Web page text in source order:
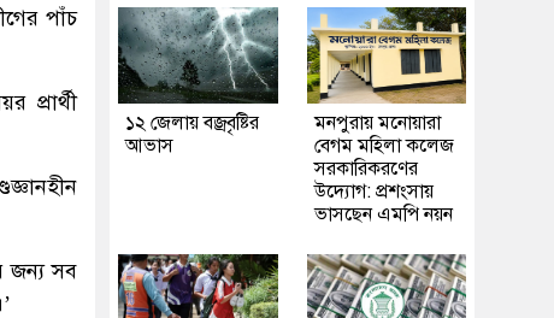
পাঁচ
প্রার্থী
জন্য সব
১২ জেলায় বজ্রবৃষ্টির
আভাস
মনপুরায় মনোয়ারা
বেগম মহিলা কলেজ
সরকারিকরণের
উদ্যোগ: প্রশংসায়
ভাসছেন এমপি নয়ন